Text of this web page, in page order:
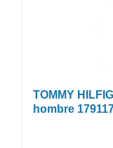
TOMMY
hombre